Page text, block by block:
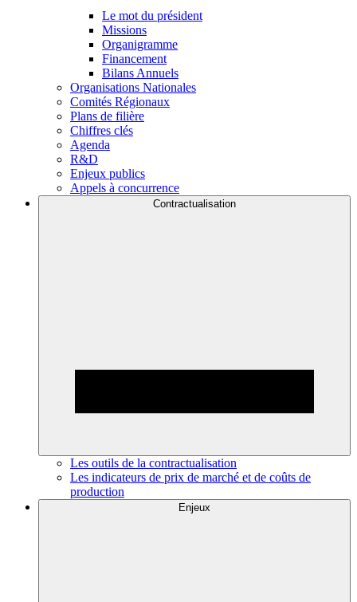
Le mot du président
Missions
Organigramme
Financement
Bilans Annuels
Organisations Nationales
Comités Régionaux
Plans de filière
Chiffres clés
Agenda
R&D
Enjeux publics
Appels à concurrence
Contractualisation
Les outils de la contractualisation
Les indicateurs de prix de marché et de coûts de
production
Enjeux